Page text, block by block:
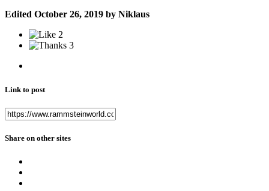
Edited October 26, 2019 by Niklaus
2
3
Link to post
Share on other sites